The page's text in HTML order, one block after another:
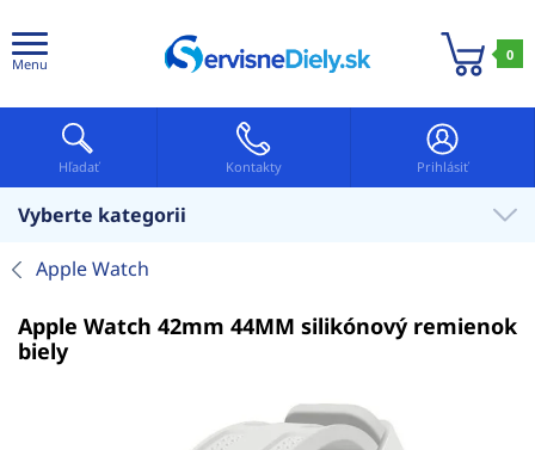
Menu
0
Hľadať Kontakty Prihlásiť
Vyberte kategorii
Apple Watch
Apple Watch 42mm 44MM silikónový remienok
biely